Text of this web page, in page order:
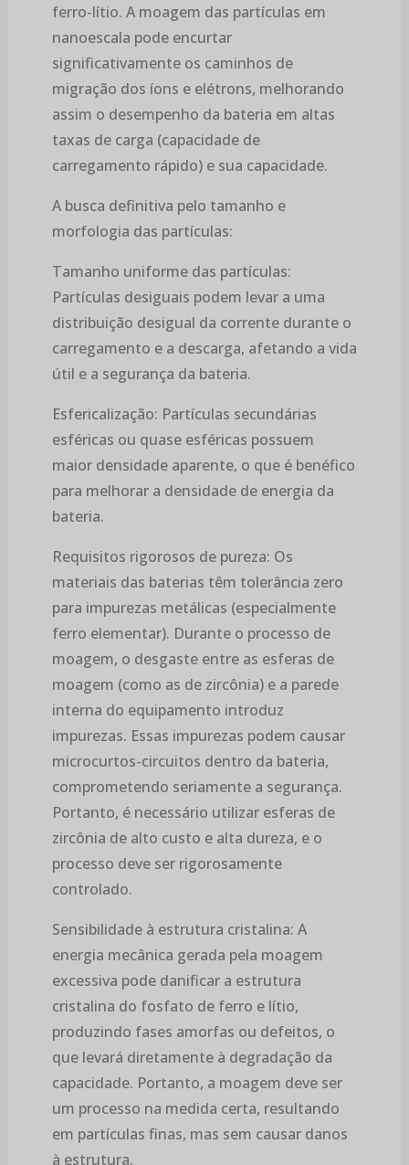
ferro-lítio. A moagem das partículas em
nanoescala pode encurtar
significativamente os caminhos de
migração dos íons e elétrons, melhorando
assim o desempenho da bateria em altas
taxas de carga (capacidade de
carregamento rápido) e sua capacidade.
A busca definitiva pelo tamanho e
morfologia das partículas:
Tamanho uniforme das partículas:
Partículas desiguais podem levar a uma
distribuição desigual da corrente durante o
carregamento e a descarga, afetando a vida
útil e a segurança da bateria.
Esfericalização: Partículas secundárias
esféricas ou quase esféricas possuem
maior densidade aparente, o que é benéfico
para melhorar a densidade de energia da
bateria.
Requisitos rigorosos de pureza: Os
materiais das baterias têm tolerância zero
para impurezas metálicas (especialmente
ferro elementar). Durante o processo de
moagem, o desgaste entre as esferas de
moagem (como as de zircônia) e a parede
interna do equipamento introduz
impurezas. Essas impurezas podem causar
microcurtos-circuitos dentro da bateria,
comprometendo seriamente a segurança.
Portanto, é necessário utilizar esferas de
zircônia de alto custo e alta dureza, e o
processo deve ser rigorosamente
controlado.
Sensibilidade à estrutura cristalina: A
energia mecânica gerada pela moagem
excessiva pode danificar a estrutura
cristalina do fosfato de ferro e lítio,
produzindo fases amorfas ou defeitos, o
que levará diretamente à degradação da
capacidade. Portanto, a moagem deve ser
um processo na medida certa, resultando
em partículas finas, mas sem causar danos
à estrutura.